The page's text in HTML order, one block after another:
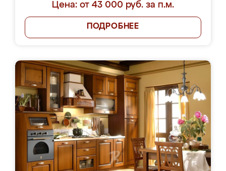
Цена: от 43 000 руб. за п.м.
ПОДРОБНЕЕ